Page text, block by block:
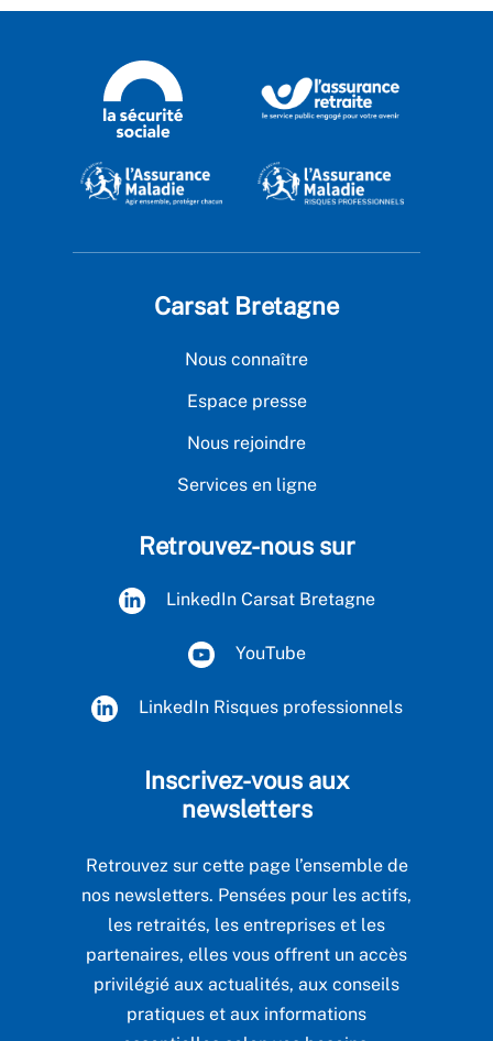
Carsat Bretagne
Nous connaître
Espace presse
Nous rejoindre
Services en ligne
Retrouvez-nous sur
LinkedIn Carsat Bretagne
YouTube
LinkedIn Risques professionnels
Inscrivez-vous aux
newsletters
Retrouvez sur cette page l’ensemble de
nos newsletters. Pensées pour les actifs,
les retraités, les entreprises et les
partenaires, elles vous offrent un accès
privilégié aux actualités, aux conseils
pratiques et aux informations